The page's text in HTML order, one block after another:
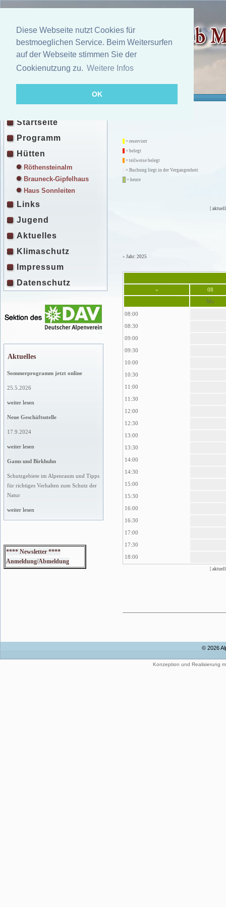
Diese Webseite nutzt Cookies für
bestmoeglichen Service. Beim Weitersurfen
auf der Webseite stimmen Sie der
Cookienutzung zu. Weitere Infos
OK
Startseite
Programm
Hütten
Röthensteinalm
Brauneck-Gipfelhaus
Haus Sonnleiten
Links
Jugend
Aktuelles
Klimaschutz
Impressum
Datenschutz
Aktuelles
Sommerprogramm jetzt online
25.5.2026
weiter lesen
Neue Geschäftsstelle
17.9.2024
weiter lesen
Gams und Birkhuhn
Schutzgebiete im Alpenraum und Tipps
für richtiges Verhalten zum Schutz der
Natur
weiter lesen
**** Newsletter ****
Anmeldung/Abmeldung
= reserviert
= belegt
= teilweise belegt
= Buchung liegt in der Vergangenheit
= heute
[
» Jahr: 2025
«
08
Mo
08:00
08:30
09:00
09:30
10:00
10:30
11:00
11:30
12:00
12:30
13:00
13:30
14:00
14:30
15:00
15:30
16:00
16:30
17:00
17:30
18:00
[
© 2026
Konzeption und Realisierung